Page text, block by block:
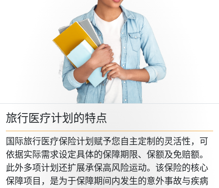
旅行医疗计划的特点
国际旅行医疗保险计划赋予您自主定制的灵活性，可
依据实际需求设定具体的保障期限、保额及免赔额。
此外多项计划还扩展承保高风险运动。该保险的核心
保障项目，是为于保障期间内发生的意外事故与疾病